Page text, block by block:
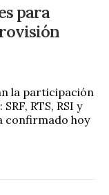
para
la participación
RTS, RSI y
confirmado hoy